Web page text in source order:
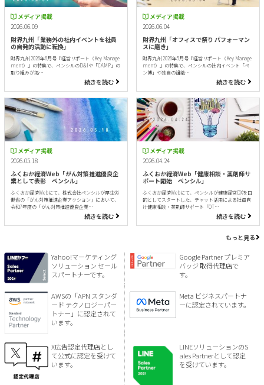
メディア掲載
2026.06.09
財界九州「業務外の社内イベントを社員
の自発的活動に転換」
財界九州 2026年6月号『経営リポート（Key Manage
ment）』の特集で、ペンシルのD&Iや「CAMP」の
取り組みが掲…
続きを読む
メディア掲載
2026.06.04
財界九州「オフィスで祭り パフォーマン
スに磨き」
財界九州 2026年5月号『経営リポート（Key Manage
ment）』の特集で、ペンシルの社内イベント「ペ
ン博」や独自の組織…
続きを読む
メディア掲載
2026.05.18
ふくおか経済Web「がん対策推進優良企
業として表彰 ペンシル」
ふくおか経済Webにて、株式会社ペンシルが厚生労
働省の「がん対策推進企業アクション」において、
令和7年度の「がん対策推進優良企業…
続きを読む
メディア掲載
2026.04.24
ふくおか経済Web「健康相談・薬剤師サ
ポート開始 ペンシル」
ふくおか経済Webにて、ペンシルが健康経営DXを目
的としてスタートした、チャット活用による社員向
け健康相談・薬剤師サポート「OT…
続きを読む
もっと見る
Yahoo!マーケティング
ソリューション セール
スパートナーです。
Google Partner プレミア
バッジ 取得代理店で
す。
AWSの「APN スタンダ
ード テクノロジーパー
トナー」に認定されて
います。
Meta ビジネスパートナ
ーに認定されています。
X広告認定代理店とし
て公式に認定を受けて
います。
LINEソリューションのS
ales Partnerとして認定
を受けています。